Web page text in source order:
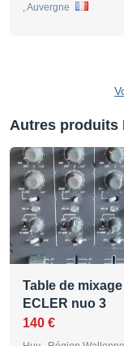
, Auvergne
Autres produits
Table de mixage
ECLER nuo 3
140 €